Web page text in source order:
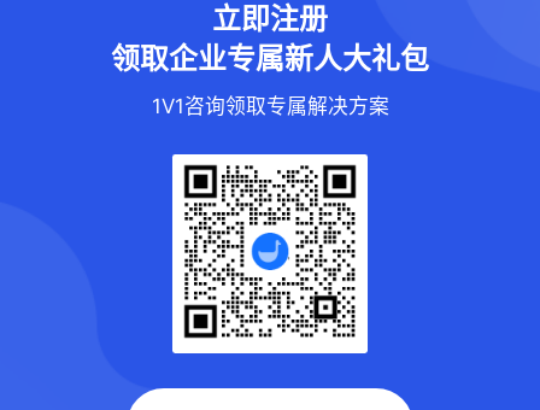
立即注册
领取企业专属新人大礼包
1V1咨询领取专属解决方案